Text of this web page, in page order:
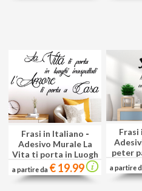
Frasi in Italiano -
Adesivo Murale La
Vita ti porta in Luogh
a partire da € 19.99
Frasi
peter
a partire